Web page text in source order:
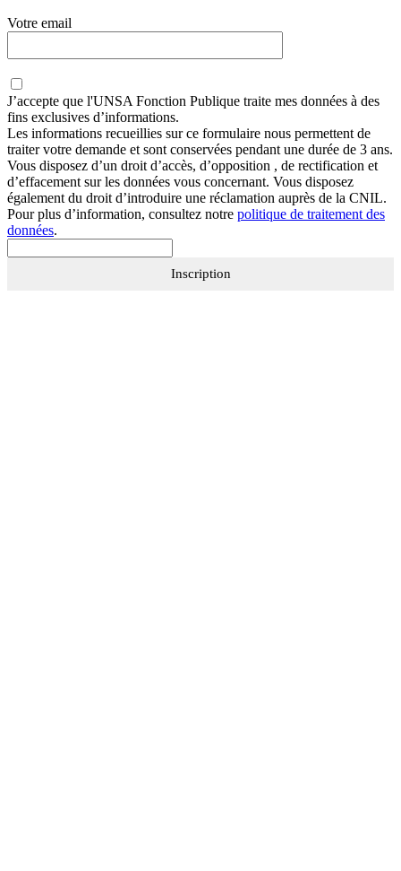
Votre email
J’accepte que l'UNSA Fonction Publique traite mes données à des
fins exclusives d’informations.
Les informations recueillies sur ce formulaire nous permettent de
traiter votre demande et sont conservées pendant une durée de 3 ans.
Vous disposez d’un droit d’accès, d’opposition , de rectification et
d’effacement sur les données vous concernant. Vous disposez
également du droit d’introduire une réclamation auprès de la CNIL.
Pour plus d’information, consultez notre politique de traitement des
données.
Inscription